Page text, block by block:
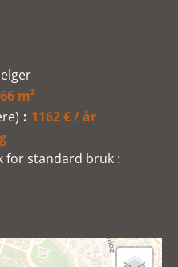
66 m²
1162 € / år
for standard bruk :